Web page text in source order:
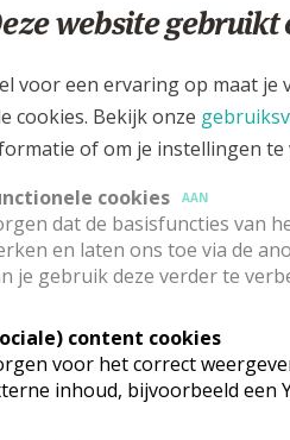
26, 3000 Leuven
Organisatiestructuur
website gebruikt
voor een ervaring op maat je
cookies. Bekijk onze
of om je instellingen te
cookies
AAN
dat de basisfuncties van
en laten ons toe via de
je gebruik deze verder te
content cookies
voor het correct
inhoud, bijvoorbeeld een